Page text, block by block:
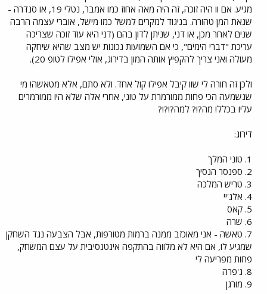
מגיע. אם וו היה זוכה, זה היה מאה אחוז כמו אמבר, נטלי 19, או סנדרה -
שנאת המן טהורה. בניגוד למקרים למשל כמו מישל, אוברי עצמה הרבה
שנים לאחר מכן, או דני, שניתן לדון בהם (דני היא עוד זוכה שצריכה
עריכת "דברי הימים", כי אם השמועות נכונות יש מצב שהיא שיחקה
מעולה ואני צריך להקפיץ אותה המון בדירוג, אולי אפילו לטופ 20).
ולכן זה חורה לי שוו קיבל אפילו קול אחד. ולא סתם, אלא מטאשה! מי
שנשמעה הכי פחות ממורמרת על טוני, אחרי אלה שלא היו ממורמרים
עליו בכלל! מה?!? למה?!?!?
דירוג:
1. טוני המלך
2. ספנסר הנסיך
3. טריש המלכה
4. אלג'יי
5. קאס
6. שרה
7. טאשה - אני מאוכזב ממנה ברמות מטורפות, אבל הצבעה נגד השחקן
שמגיע לו, אם היא לא מלווה בהתקפה אינטנסיבית על עצם המשחק,
פחות מפריעה לי
8. ג'פרה
9. מורגן